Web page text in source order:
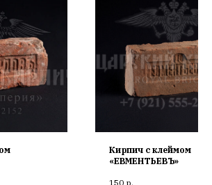
Кирпич с клеймом
«ЕВМЕНТЬЕВЪ»
150 р.